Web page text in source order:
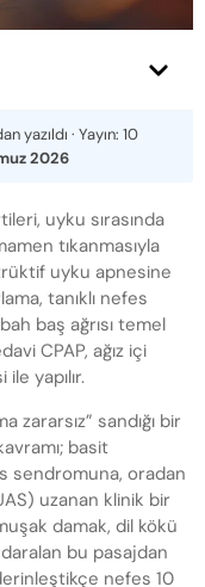
yazıldı · Yayın: 10
2026
uyku sırasında
tıkanmasıyla
uyku apnesine
tanıklı nefes
baş ağrısı temel
CPAP, ağız içi
yapılır.
zararsız” sandığı bir
basit
sendromuna, oradan
uzanan klinik bir
damak, dil kökü
bu pasajdan
nefes 10